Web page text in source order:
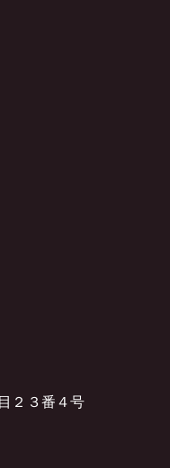
２３番４号